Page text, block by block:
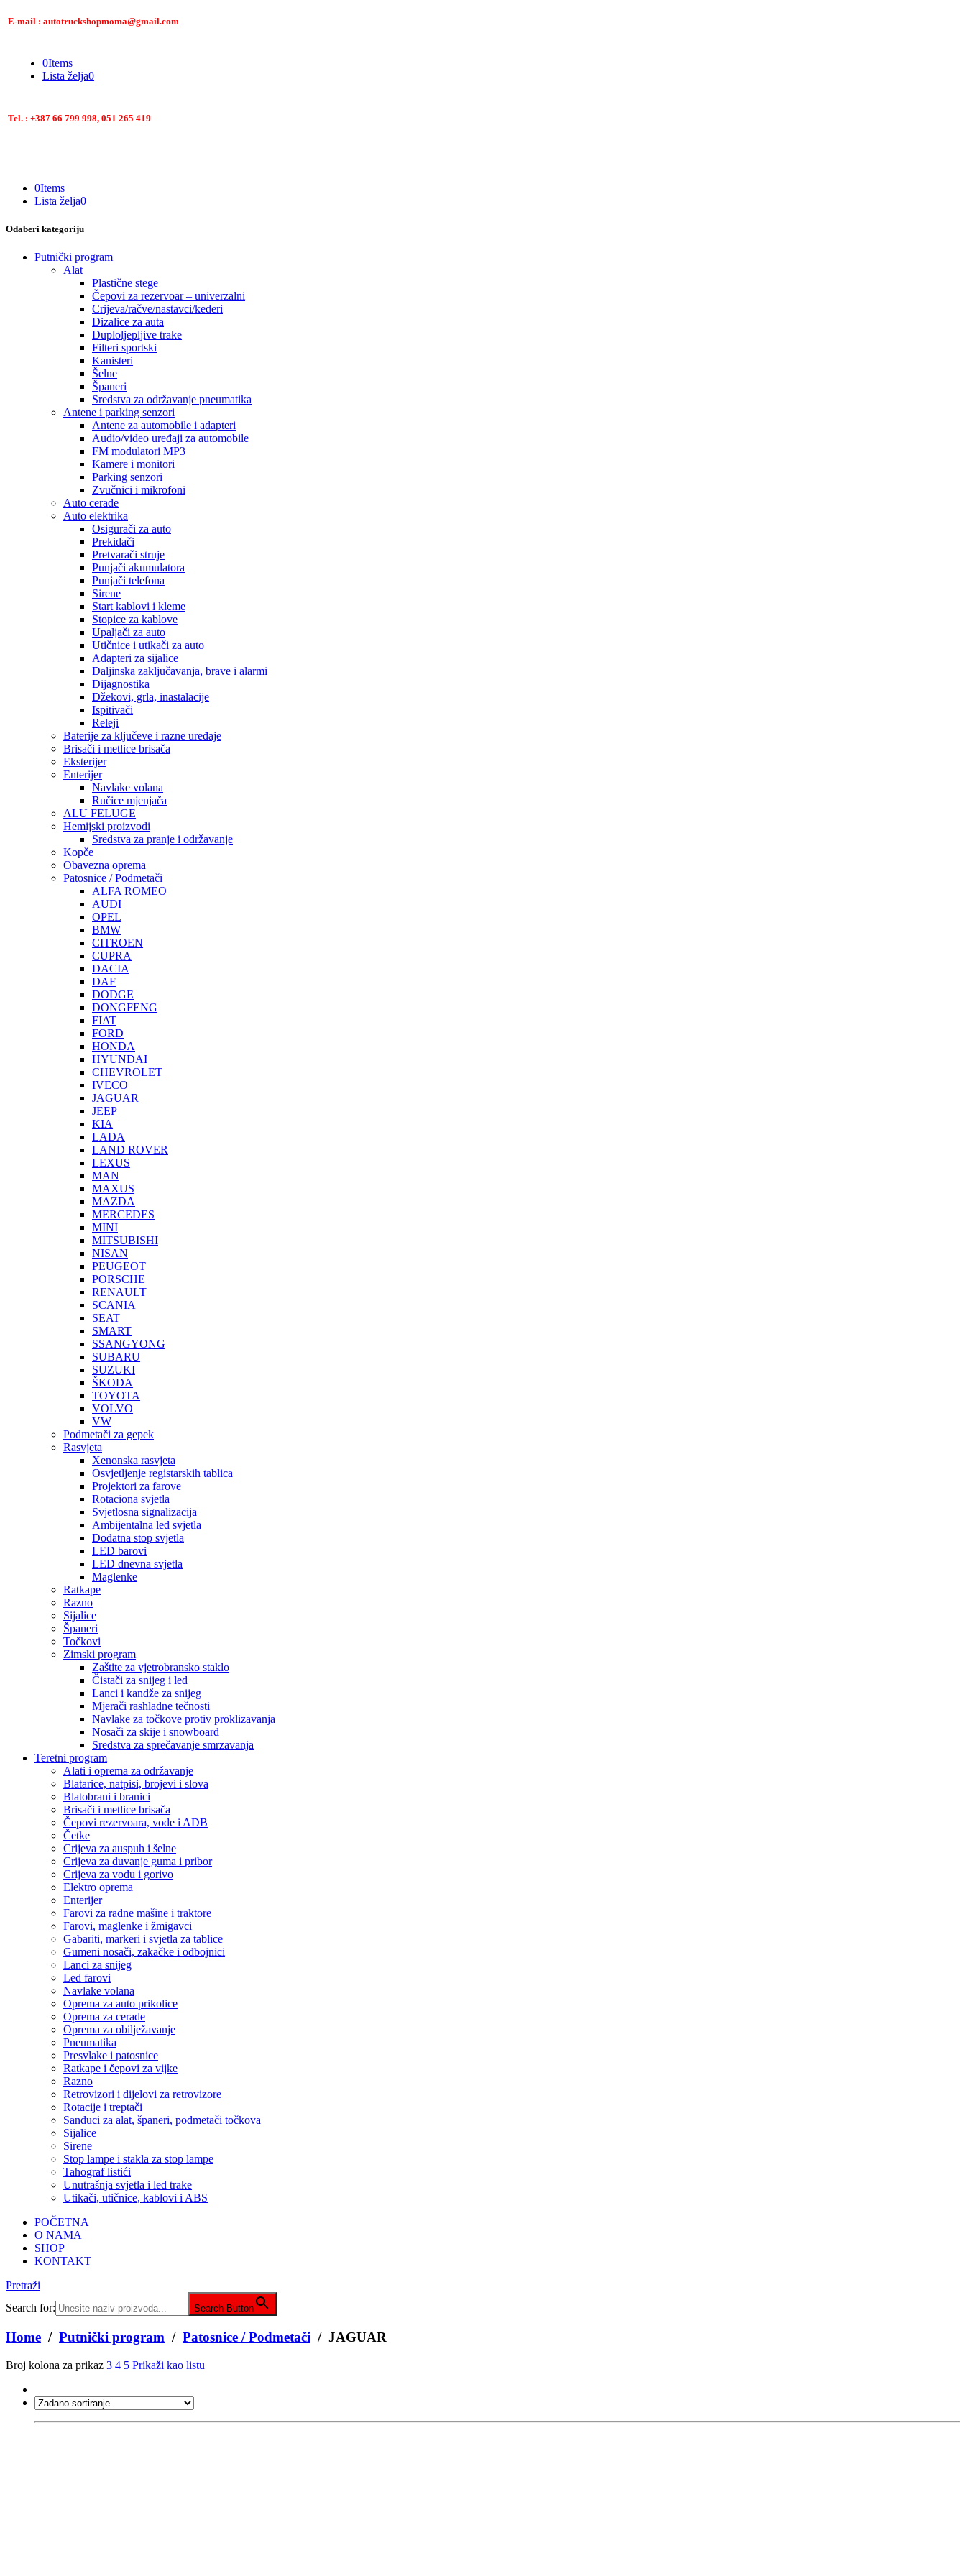
E-mail : autotruckshopmoma@gmail.com
0Items
Lista želja0
Tel. : +387 66 799 998, 051 265 419
0Items
Lista želja0
Odaberi kategoriju
Putnički program
Alat
Plastične stege
Čepovi za rezervoar – univerzalni
Crijeva/račve/nastavci/kederi
Dizalice za auta
Duploljepljive trake
Filteri sportski
Kanisteri
Šelne
Španeri
Sredstva za održavanje pneumatika
Antene i parking senzori
Antene za automobile i adapteri
Audio/video uređaji za automobile
FM modulatori MP3
Kamere i monitori
Parking senzori
Zvučnici i mikrofoni
Auto cerade
Auto elektrika
Osigurači za auto
Prekidači
Pretvarači struje
Punjači akumulatora
Punjači telefona
Sirene
Start kablovi i kleme
Stopice za kablove
Upaljači za auto
Utičnice i utikači za auto
Adapteri za sijalice
Daljinska zaključavanja, brave i alarmi
Dijagnostika
Džekovi, grla, inastalacije
Ispitivači
Releji
Baterije za ključeve i razne uređaje
Brisači i metlice brisača
Eksterijer
Enterijer
Navlake volana
Ručice mjenjača
ALU FELUGE
Hemijski proizvodi
Sredstva za pranje i održavanje
Kopče
Obavezna oprema
Patosnice / Podmetači
ALFA ROMEO
AUDI
OPEL
BMW
CITROEN
CUPRA
DACIA
DAF
DODGE
DONGFENG
FIAT
FORD
HONDA
HYUNDAI
CHEVROLET
IVECO
JAGUAR
JEEP
KIA
LADA
LAND ROVER
LEXUS
MAN
MAXUS
MAZDA
MERCEDES
MINI
MITSUBISHI
NISAN
PEUGEOT
PORSCHE
RENAULT
SCANIA
SEAT
SMART
SSANGYONG
SUBARU
SUZUKI
ŠKODA
TOYOTA
VOLVO
VW
Podmetači za gepek
Rasvjeta
Xenonska rasvjeta
Osvjetljenje registarskih tablica
Projektori za farove
Rotaciona svjetla
Svjetlosna signalizacija
Ambijentalna led svjetla
Dodatna stop svjetla
LED barovi
LED dnevna svjetla
Maglenke
Ratkape
Razno
Sijalice
Španeri
Točkovi
Zimski program
Zaštite za vjetrobransko staklo
Čistači za snijeg i led
Lanci i kandže za snijeg
Mjerači rashladne tečnosti
Navlake za točkove protiv proklizavanja
Nosači za skije i snowboard
Sredstva za sprečavanje smrzavanja
Teretni program
Alati i oprema za održavanje
Blatarice, natpisi, brojevi i slova
Blatobrani i branici
Brisači i metlice brisača
Čepovi rezervoara, vode i ADB
Četke
Crijeva za auspuh i šelne
Crijeva za duvanje guma i pribor
Crijeva za vodu i gorivo
Elektro oprema
Enterijer
Farovi za radne mašine i traktore
Farovi, maglenke i žmigavci
Gabariti, markeri i svjetla za tablice
Gumeni nosači, zakačke i odbojnici
Lanci za snijeg
Led farovi
Navlake volana
Oprema za auto prikolice
Oprema za cerade
Oprema za obilježavanje
Pneumatika
Presvlake i patosnice
Ratkape i čepovi za vijke
Razno
Retrovizori i dijelovi za retrovizore
Rotacije i treptači
Sanduci za alat, španeri, podmetači točkova
Sijalice
Sirene
Stop lampe i stakla za stop lampe
Tahograf listići
Unutrašnja svjetla i led trake
Utikači, utičnice, kablovi i ABS
POČETNA
O NAMA
SHOP
KONTAKT
Pretraži
Search for:
Search Button
Home / Putnički program / Patosnice / Podmetači / JAGUAR
Broj kolona za prikaz 3 4 5 Prikaži kao listu